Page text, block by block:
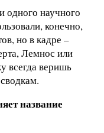
одного научного
конечно,
но в кадре –
Лемнос или
всегда веришь
название